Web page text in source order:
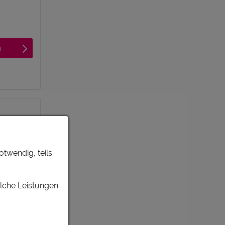
teils
Leistungen